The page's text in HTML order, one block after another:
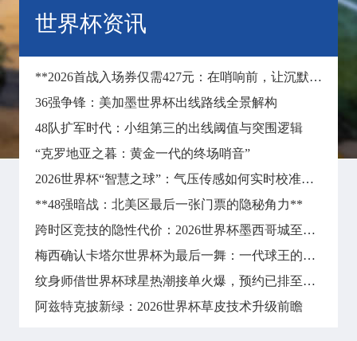
世界杯资讯
**2026首战入场券仅需427元：在哨响前，让沉默彻底失声**
36强争锋：美加墨世界杯出线路线全景解构
48队扩军时代：小组第三的出线阈值与突围逻辑
“克罗地亚之暮：黄金一代的终场哨音”
2026世界杯“智慧之球”：气压传感如何实时校准远射飞行轨迹
**48强暗战：北美区最后一张门票的隐秘角力**
跨时区竞技的隐性代价：2026世界杯墨西哥城至纽约长途飞行对球员昼夜节律与竞技状态的冲击分析
梅西确认卡塔尔世界杯为最后一舞：一代球王的终局之战
纹身师借世界杯球星热潮接单火爆，预约已排至明年
阿兹特克披新绿：2026世界杯草皮技术升级前瞻